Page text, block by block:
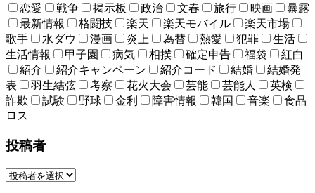
恋愛
戦争 掲示板 政治 文春 旅行 映画
暴露
最新情報
格闘技 楽天 楽天モバイル
楽天市場
歌手
水ダウ 漫画 炎上 為替 熱愛 犯罪
生活
生活情報
甲子園 病気 相撲 確定申告 福袋
紅白
紹介
紹介キャンペーン 紹介コード 結婚
結婚発
表
羽生結弦 考察 花火大会 芸能 芸能人
英検
詐欺
試験 野球 金利 障害情報 韓国 音楽
食品
ロス
投稿者